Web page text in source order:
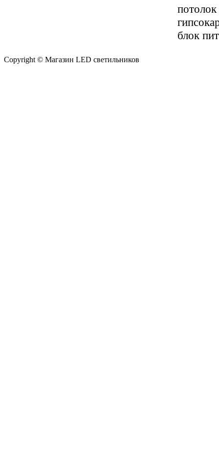
потолок
блок
Copyright © Магазин LED светильников